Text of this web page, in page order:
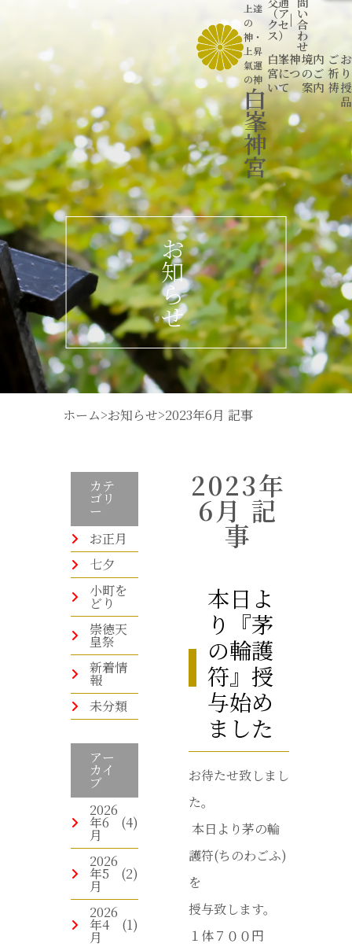
上達
の
神 ・
上昇
氣運
の神
白
峯
神
宮
（ア
クセ
ス）
| い
合
わ
せ
白峯神
宮につ
いて
境内
のご
案内
ご
祈
祷
品
お
知
ら
せ
ホーム>お知らせ>2023年6月 記事
カテ
ゴリ
ー
お正月
七夕
小町を
どり
崇徳天
皇祭
新着情
報
未分類
アー
カイ
ブ
2026
年6
月
(4)
2026
年5
月
(2)
2026
年4
月
(1)
2023年
6月 記
事
本日よ
り『茅
の輪護
符』授
与始め
ました
お待たせ致しまし
た。
本日より茅の輪
護符(ちのわごふ)
を
授与致します。
１体７００円